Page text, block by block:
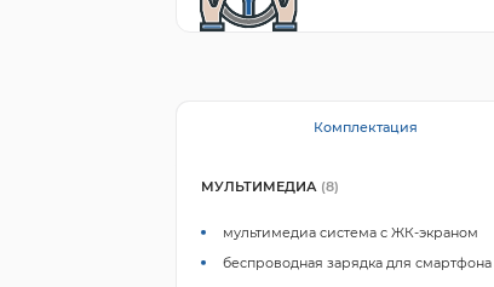
Комплектация
МУЛЬТИМЕДИА (8)
мультимедиа система с ЖК-экраном
беспроводная зарядка для смартфона